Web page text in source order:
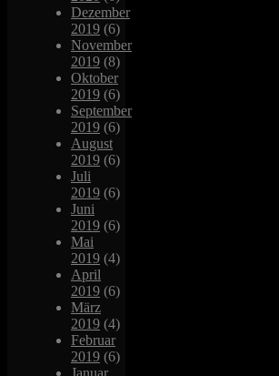
Dezember
2019 (6)
November
2019 (8)
Oktober
2019 (6)
September
2019 (6)
August
2019 (6)
Juli
2019 (6)
Juni
2019 (6)
Mai
2019 (4)
April
2019 (6)
März
2019 (4)
Februar
2019 (6)
Januar